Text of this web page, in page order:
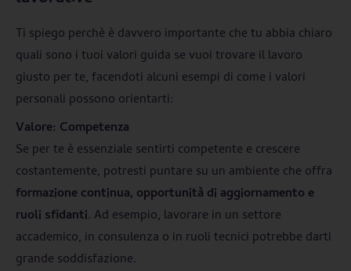
Ti spiego perchè è davvero importante che tu abbia chiaro
quali sono i tuoi valori guida se vuoi trovare il lavoro
giusto per te, facendoti alcuni esempi di come i valori
personali possono orientarti:
Valore: Competenza
Se per te è essenziale sentirti competente e crescere
costantemente, potresti puntare su un ambiente che offra
formazione continua, opportunità di aggiornamento e
ruoli sfidanti. Ad esempio, lavorare in un settore
accademico, in consulenza o in ruoli tecnici potrebbe darti
grande soddisfazione.